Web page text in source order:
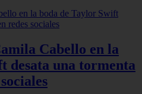
Cabello en la
desata una tormenta